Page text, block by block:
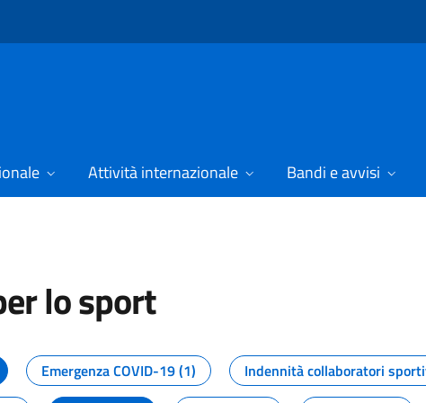
Attività internazionale Bandi e avvisi
lo sport
dal Dipartimento per lo sport
Emergenza COVID-19 (1) Indennità collaboratori